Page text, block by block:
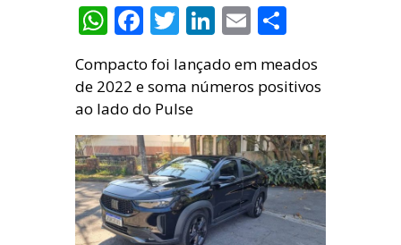
WhatsApp
Facebook
Twitter
LinkedIn
Email
Compacto foi lançado em meados
de 2022 e soma números positivos
ao lado do Pulse